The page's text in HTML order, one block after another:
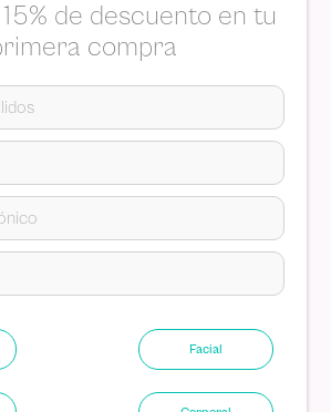
de descuento en tu
compra
Facial